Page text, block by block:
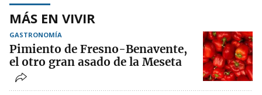
MÁS EN VIVIR
GASTRONOMÍA
Pimiento de Fresno-Benavente,
el otro gran asado de la Meseta